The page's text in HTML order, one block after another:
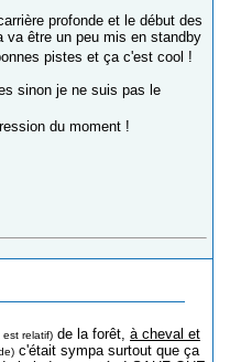
profonde et le début des
va être un peu mis en standby
pistes et ça c'est cool !
sinon je ne suis pas le
du moment !
est relatif) de la forêt, à cheval et
c'était sympa surtout que ça